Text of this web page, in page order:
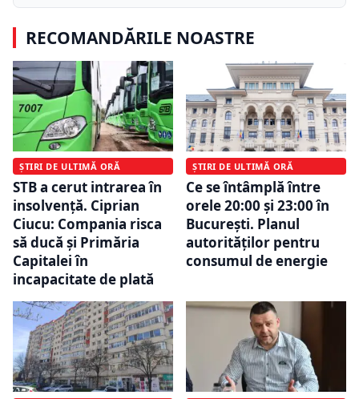
RECOMANDĂRILE NOASTRE
ȘTIRI DE ULTIMĂ ORĂ
STB a cerut intrarea în
insolvență. Ciprian
Ciucu: Compania risca
să ducă și Primăria
Capitalei în
incapacitate de plată
ȘTIRI DE ULTIMĂ ORĂ
Ce se întâmplă între
orele 20:00 și 23:00 în
București. Planul
autorităților pentru
consumul de energie